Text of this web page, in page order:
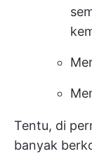
Tentu, di
banyak